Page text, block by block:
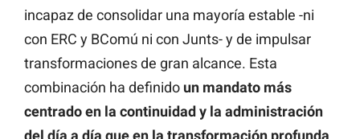
incapaz de consolidar una mayoría estable -ni
con ERC y BComú ni con Junts- y de impulsar
transformaciones de gran alcance. Esta
combinación ha definido un mandato más
centrado en la continuidad y la administración
del día a día que en la transformación profunda